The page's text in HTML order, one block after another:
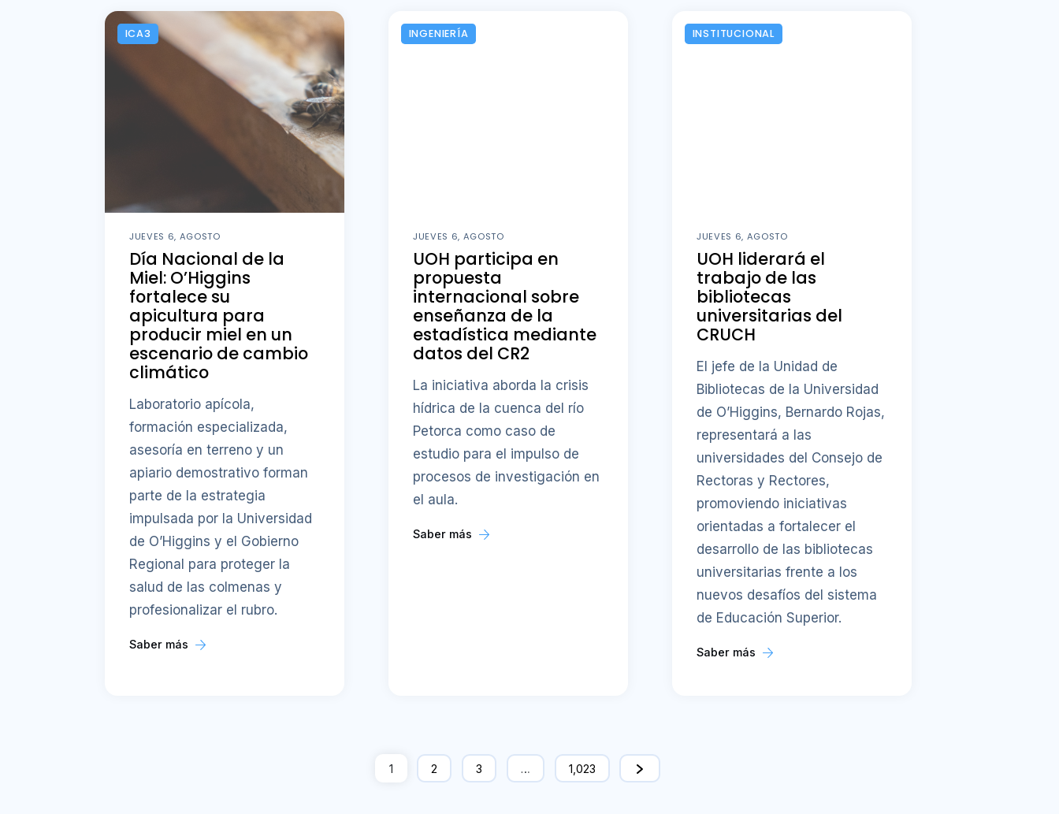
ICA3
JUEVES 6, AGOSTO
Día Nacional de la
Miel: O’Higgins
fortalece su
apicultura para
producir miel en un
escenario de cambio
climático
Laboratorio apícola,
formación especializada,
asesoría en terreno y un
apiario demostrativo forman
parte de la estrategia
impulsada por la Universidad
de O’Higgins y el Gobierno
Regional para proteger la
salud de las colmenas y
profesionalizar el rubro.
Saber más
INGENIERÍA
JUEVES 6, AGOSTO
UOH participa en
propuesta
internacional sobre
enseñanza de la
estadística mediante
datos del CR2
La iniciativa aborda la crisis
hídrica de la cuenca del río
Petorca como caso de
estudio para el impulso de
procesos de investigación en
el aula.
Saber más
INSTITUCIONAL
JUEVES 6, AGOSTO
UOH liderará el
trabajo de las
bibliotecas
universitarias del
CRUCH
El jefe de la Unidad de
Bibliotecas de la Universidad
de O’Higgins, Bernardo Rojas,
representará a las
universidades del Consejo de
Rectoras y Rectores,
promoviendo iniciativas
orientadas a fortalecer el
desarrollo de las bibliotecas
universitarias frente a los
nuevos desafíos del sistema
de Educación Superior.
Saber más
1 2 3 … 1,023